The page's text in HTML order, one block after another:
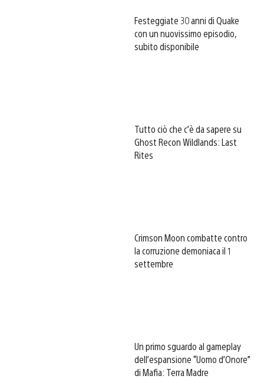
Festeggiate 30 anni di Quake
con un nuovissimo episodio,
subito disponibile
Tutto ciò che c’è da sapere su
Ghost Recon Wildlands: Last
Rites
Crimson Moon combatte contro
la corruzione demoniaca il 1
settembre
Un primo sguardo al gameplay
dell’espansione “Uomo d’Onore”
di Mafia: Terra Madre